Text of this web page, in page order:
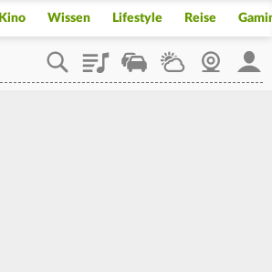
Kino Wissen Lifestyle Reise
PlaylistStaupilotWetterWebcam